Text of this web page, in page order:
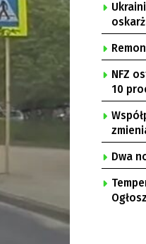
NFZ
10
Dwa